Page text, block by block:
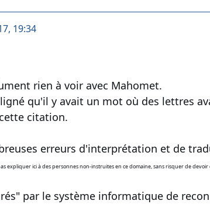
19:34
rien à voir avec Mahomet.
qu'il y avait un mot où des lettres
citation.
erreurs d'interprétation et de
expliquer ici à des personnes non-instruites en ce domaine, sans risquer de
par le système informatique de